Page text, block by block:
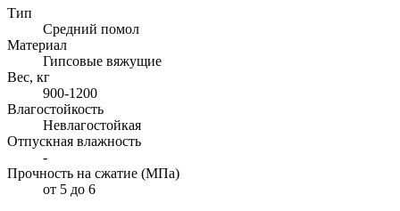
Тип
Средний помол
Материал
Гипсовые вяжущие
Вес, кг
900-1200
Влагостойкость
Невлагостойкая
Отпускная влажность
-
Прочность на сжатие (МПа)
от 5 до 6